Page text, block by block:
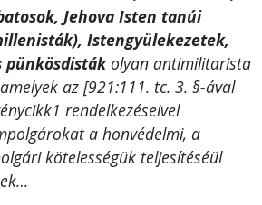
Jehova Isten tanúi
Istengyülekezetek,
pünkösdistákolyan antimilitarista
az [921:111. tc. 3. §-ával
rendelkezéseivel
a honvédelmi, a
kötelességük teljesítéséül